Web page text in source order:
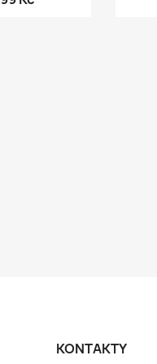
KONTAKTY